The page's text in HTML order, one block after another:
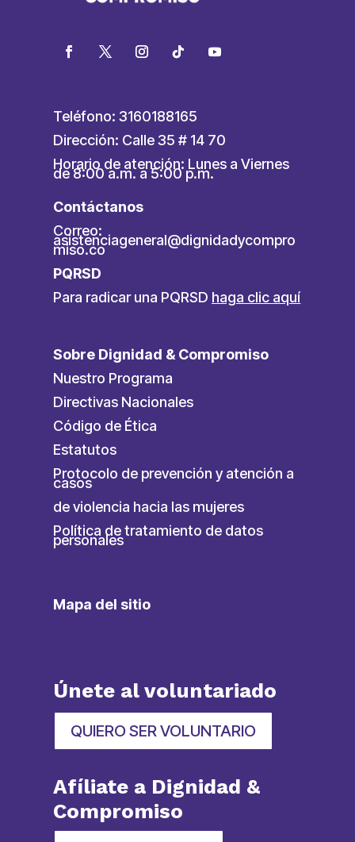
Teléfono: 3160188165
Dirección: Calle 35 # 14 70
Horario de atención: Lunes a Viernes
de 8:00 a.m. a 5:00 p.m.
Contáctanos
Correo:
asistenciageneral@dignidadycompro
miso.co
PQRSD
Para radicar una PQRSD haga clic aquí
Sobre Dignidad & Compromiso
Nuestro Programa
Directivas Nacionales
Código de Ética
Estatutos
Protocolo de prevención y atención a
casos
de violencia hacia las mujeres
Política de tratamiento de datos
personales
Mapa del sitio
Únete al voluntariado
QUIERO SER VOLUNTARIO
Afíliate a Dignidad &
Compromiso